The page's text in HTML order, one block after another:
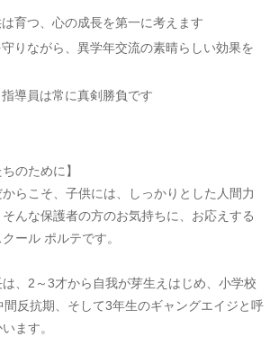
育つ、心の成長を第一に考えます
りながら、異学年交流の素晴らしい効果を
導員は常に真剣勝負です
のために】
らこそ、子供には、しっかりとした人間力
んな保護者の方のお気持ちに、お応えする
ール ポルテです。
、2～3才から自我が芽生えはじめ、小学校
間反抗期、そして3年生のギャングエイジと呼
ます。